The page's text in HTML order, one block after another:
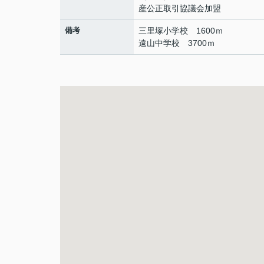
産公正取引協議会加盟
備考
三里塚小学校 1600ｍ
遠山中学校 3700ｍ